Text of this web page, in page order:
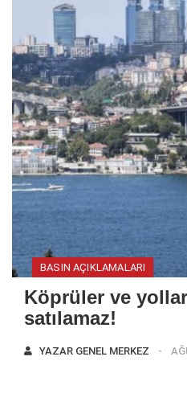
BASIN AÇIKLAMALARI
Köprüler ve yollar
satılamaz!
YAZAR GENEL MERKEZ